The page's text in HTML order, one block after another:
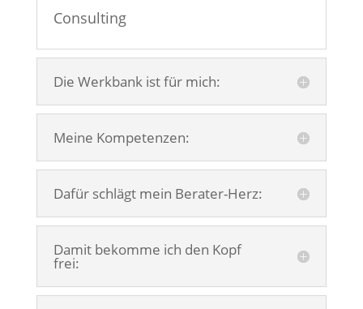
Consulting
Die Werkbank ist für mich:
Meine Kompetenzen:
Dafür schlägt mein Berater-Herz:
Damit bekomme ich den Kopf
frei: